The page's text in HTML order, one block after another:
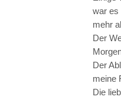
war es
mehr
Der
Der
meine
Die